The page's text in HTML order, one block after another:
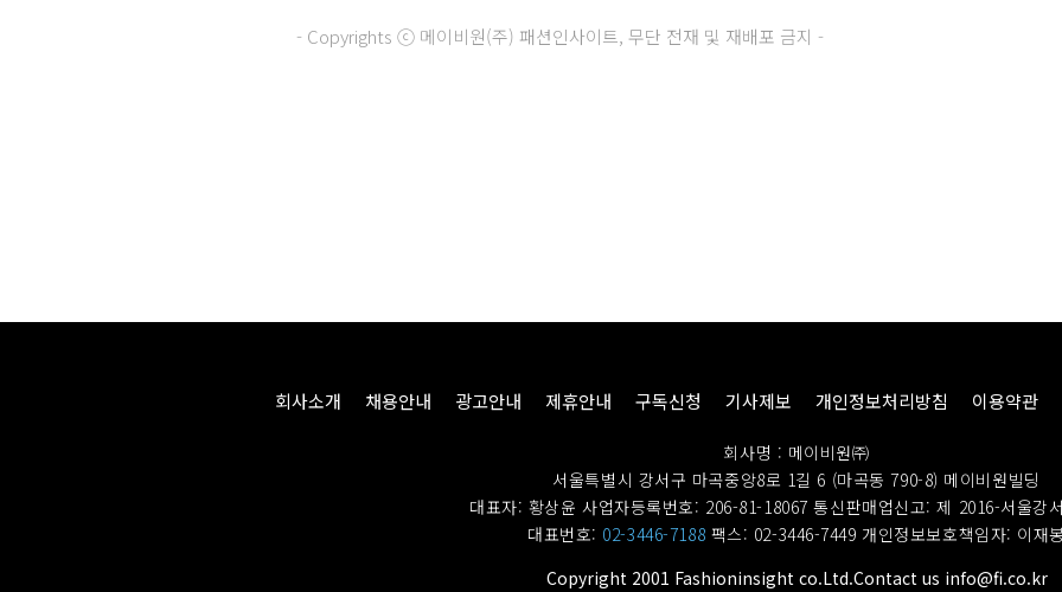
- Copyrights ⓒ 메이비원(주) 패션인사이트, 무단 전재 및 재배포 금지 -
회사소개 채용안내 광고안내 제휴안내 구독신청 기사제보 개인정보처리방침 이용약관
회사명 : 메이비원㈜
서울특별시 강서구 마곡중앙8로 1길 6 (마곡동 790-8) 메이비원빌딩
대표자: 황상윤 사업자등록번호: 206-81-18067통신판매업신고: 제 2016-서울강
대표번호: 02-3446-7188 팩스: 02-3446-7449 개인정보보호책임자: 이재
Copyright 2001 Fashioninsight co.Ltd.Contact us info@fi.co.kr